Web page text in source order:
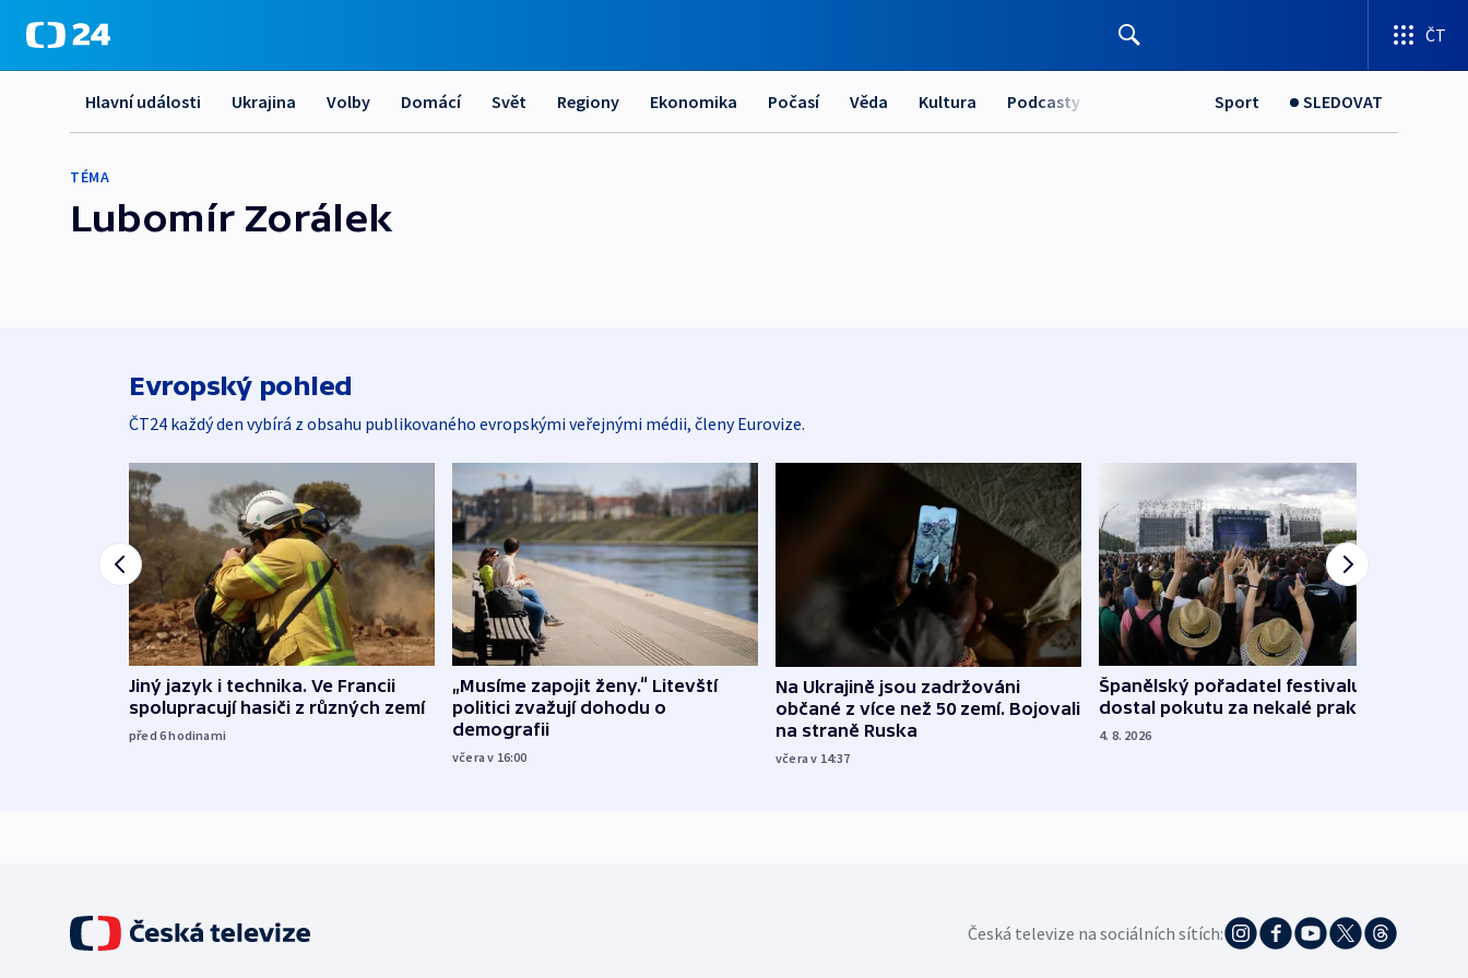
ČT
Hlavní události Ukrajina Volby Domácí Svět Regiony Ekonomika Počasí Věda Kultura Podcasty Sport SLEDOVAT
TÉMA
Lubomír Zorálek
Evropský pohled
ČT24 každý den vybírá z obsahu publikovaného evropskými veřejnými médii, členy Eurovize.
Jiný jazyk i technika. Ve Francii
spolupracují hasiči z různých zemí
před 6hodinami
„Musíme zapojit ženy.“ Litevští
politici zvažují dohodu o
demografii
včera v 16:00
Na Ukrajině jsou zadržováni
občané z více než 50 zemí. Bojovali
na straně Ruska
včera v 14:37
Španělský pořadatel festivalu
dostal pokutu za nekalé praktiky
4. 8. 2026
Česká televize na sociálních sítích: